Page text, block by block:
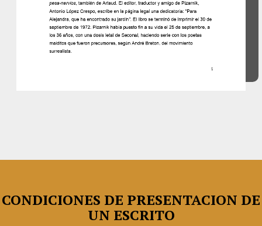
CONDICIONES DE PRESENTACION DE
UN ESCRITO